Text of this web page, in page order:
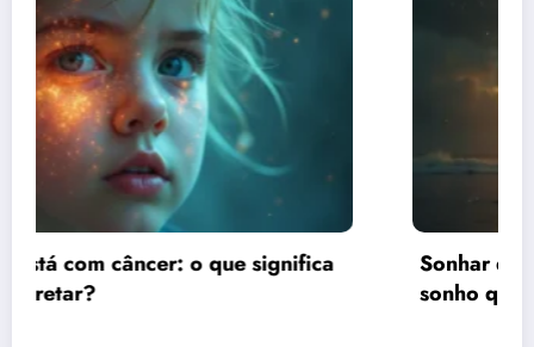
Sonhar que está sendo assaltado: o que